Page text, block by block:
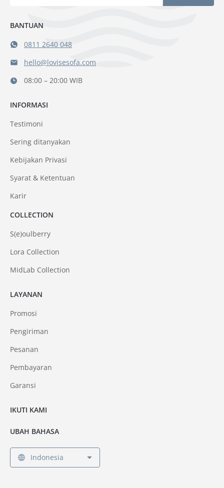
BANTUAN
0811 2640 048
hello@lovisesofa.com
08:00 – 20:00 WIB
LAYANAN
Promosi
Pengiriman
Pesanan
Pembayaran
Garansi
INFORMASI
Testimoni
Sering ditanyakan
Kebijakan Privasi
Syarat & Ketentuan
Karir
COLLECTION
S(e)oulberry
Lora Collection
MidLab Collection
IKUTI KAMI
UBAH BAHASA
Indonesia